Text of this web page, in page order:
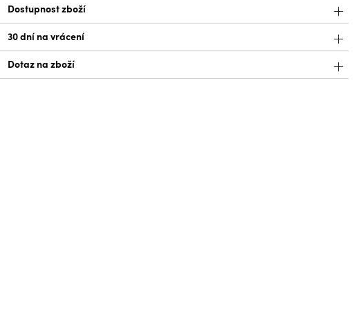
Dostupnost zboží
30 dní na vrácení
Dotaz na zboží